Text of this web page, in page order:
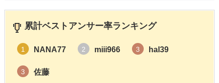
累計ベストアンサー率ランキング
1 NANA77 2 miii966 3 hal39
3 佐藤